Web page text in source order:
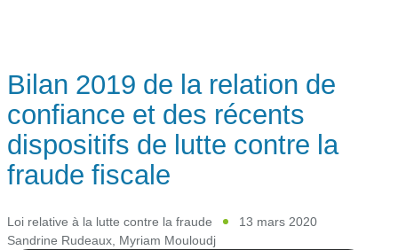
Bilan 2019 de la relation de
confiance et des récents
dispositifs de lutte contre la
fraude fiscale
Loi relative à la lutte contre la fraude
13 mars 2020
Sandrine Rudeaux, Myriam Mouloudj